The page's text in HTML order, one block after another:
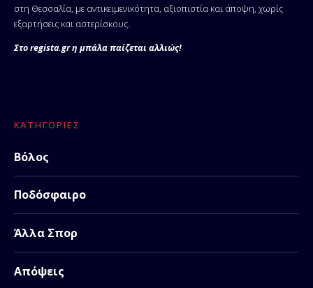
στη Θεσσαλία, με αντικειμενικότητα, αξιοπιστία και άποψη, χωρίς
εξαρτήσεις και αστερίσκους.
Στο regista.gr η μπάλα παίζεται αλλιώς!
ΚΑΤΗΓΟΡΊΕΣ
Βόλος
Ποδόσφαιρο
Άλλα Σπορ
Απόψεις